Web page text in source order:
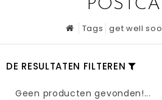
Tags get well
DE RESULTATEN FILTEREN
Geen producten gevonden!...